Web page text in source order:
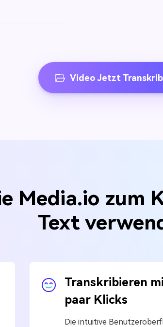
Video Jetzt
Media.io zum
Text
Transkribieren
paar Klicks
Die intuitive